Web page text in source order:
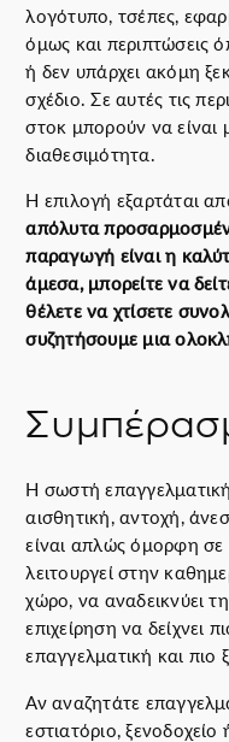
λογότυπο, τσέπες,
όμως και περιπτώσεις
ή δεν υπάρχει ακόμη
σχέδιο. Σε αυτές τις
στοκ μπορούν να είναι
διαθεσιμότητα.
Η επιλογή εξαρτάται
απόλυτα
παραγωγή είναι η
άμεσα, μπορείτε να
θέλετε να χτίσετε
συζητήσουμε μια
Η σωστή
αισθητική, αντοχή,
είναι απλώς όμορφη
λειτουργεί στην
χώρο, να αναδεικνύει
επιχείρηση να δείχνει
επαγγελματική και πιο
Αν αναζητάτε
εστιατόριο,